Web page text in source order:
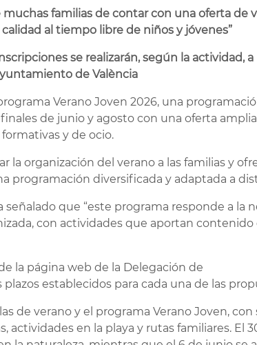
familias de contar con una oferta de
al tiempo libre de niños y jóvenes”
se realizarán, según la actividad, a
de València
Verano Joven 2026, una
de junio y agosto con una oferta
y de ocio.
organización del verano a las familias y
programación diversificada y adaptada a
señalado que “este programa responde a la
con actividades que aportan contenido
la página web de la Delegación de
plazos establecidos para cada una de las
de verano y el programa Verano Joven,
actividades en la playa y rutas familiares. El